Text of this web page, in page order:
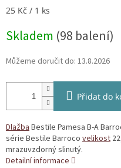
Měrná
25 Kč / 1 ks
Skladem (98 balení)
Můžeme doručit do: 13.8.2026
Přidat do
DlažbaBestile Pamesa B-A
série Bestile Barroco velikost
mrazuvzdorný slinutý.
Detailní informace